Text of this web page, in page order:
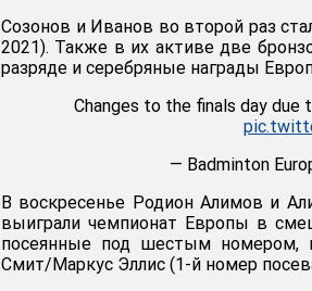
Созонов и Иванов во второй раз
2021). Также в их активе две
разряде и серебряные награды
Changes to the finals day
— Badminton
В воскресенье Родион Алимов и
выиграли чемпионат Европы в
посеянные под шестым номером,
Смит/Маркус Эллис (1-й номер